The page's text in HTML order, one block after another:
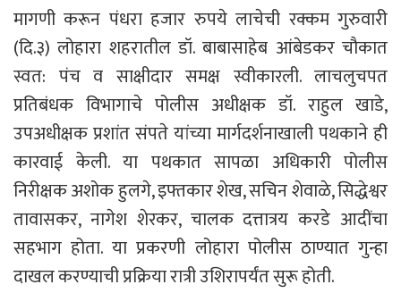
मागणी करून पंधरा हजार रुपये लाचेची रक्कम गुरुवारी
(दि.३) लोहारा शहरातील डॉ. बाबासाहेब आंबेडकर चौकात
स्वत: पंच व साक्षीदार समक्ष स्वीकारली. लाचलुचपत
प्रतिबंधक विभागाचे पोलीस अधीक्षक डॉ. राहुल खाडे,
उपअधीक्षक प्रशांत संपते यांच्या मार्गदर्शनाखाली पथकाने ही
कारवाई केली. या पथकात सापळा अधिकारी पोलीस
निरीक्षक अशोक हुलगे, इफ्तकार शेख, सचिन शेवाळे, सिद्धेश्वर
तावासकर, नागेश शेरकर, चालक दत्तात्रय करडे आदींचा
सहभाग होता. या प्रकरणी लोहारा पोलीस ठाण्यात गुन्हा
दाखल करण्याची प्रक्रिया रात्री उशिरापर्यंत सुरू होती.